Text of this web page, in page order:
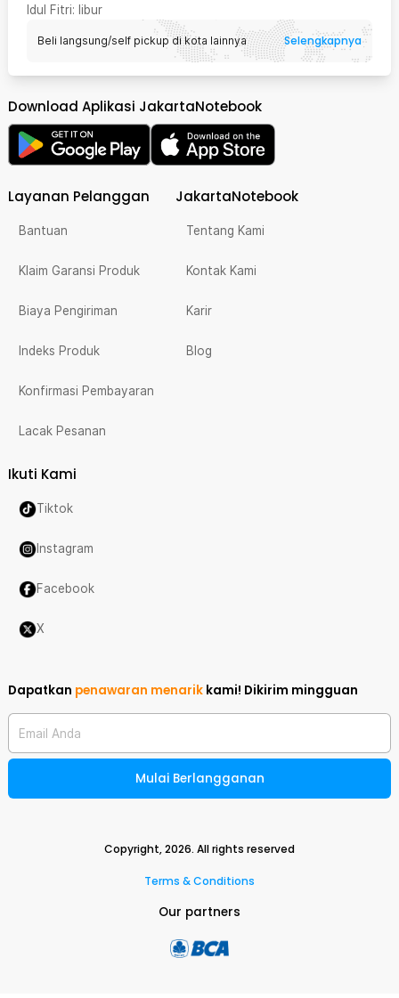
Idul Fitri: libur
Beli langsung/self pickup di kota lainnya Selengkapnya
Download Aplikasi JakartaNotebook
Layanan Pelanggan
Bantuan
Klaim Garansi Produk
Biaya Pengiriman
Indeks Produk
Konfirmasi Pembayaran
Lacak Pesanan
JakartaNotebook
Tentang Kami
Kontak Kami
Karir
Blog
Ikuti Kami
Tiktok
Instagram
Facebook
X
Dapatkan penawaran menarik kami! Dikirim mingguan
Email Anda
Mulai Berlangganan
Copyright,2026. All rights reserved
Terms & Conditions
Our partners